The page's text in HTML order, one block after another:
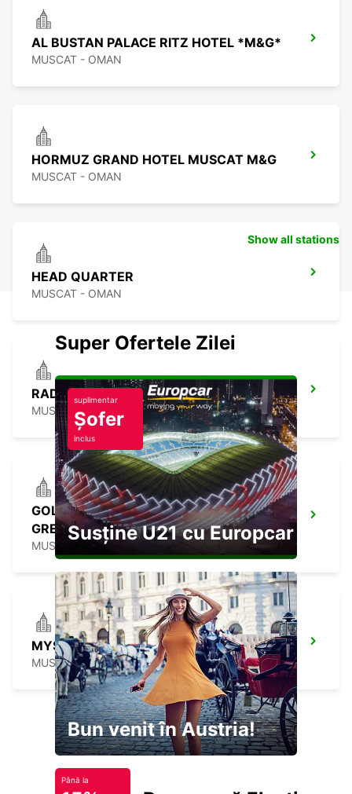
AL BUSTAN PALACE RITZ HOTEL *M&G*
MUSCAT - OMAN
HORMUZ GRAND HOTEL MUSCAT M&G
MUSCAT - OMAN
HEAD QUARTER
MUSCAT - OMAN
RADISSON BLU - AL KHUWAIR M&G
MUSCAT - OMAN
GOLDEN TULIP MUSCAT MEET AND
GREET
MUSCAT - OMAN
MYSK AL MOUJ BY SHAZA HOTEL M&G
MUSCAT - OMAN
Show all stations
Super Ofertele Zilei
suplimentar
Șofer
inclus
Susține U21 cu Europcar
Bun venit în Austria!
Până la